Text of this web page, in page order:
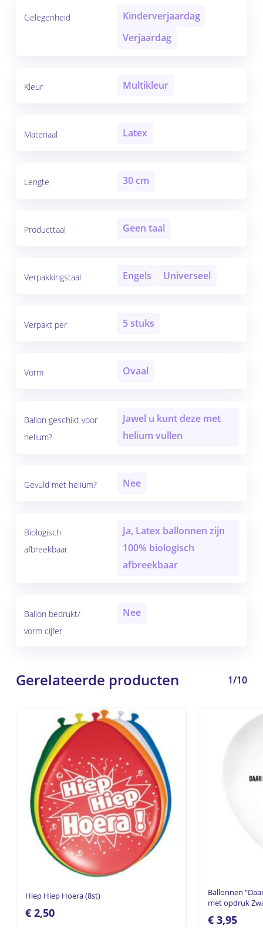
Gelegenheid
Kinderverjaardag
Verjaardag
Kleur Multikleur
Materiaal Latex
Lengte 30 cm
Producttaal Geen taal
Verpakkingstaal Engels Universeel
Verpakt per 5 stuks
Vorm Ovaal
Ballon geschikt voor
helium?
Jawel u kunt deze met
helium vullen
Gevuld met helium? Nee
Biologisch
afbreekbaar
Ja, Latex ballonnen zijn
100% biologisch
afbreekbaar
Ballon bedrukt/
vorm cijfer
Nee
Gerelateerde producten 1/10
Hiep Hiep Hoera (8st)
€2,50
Ballonnen
met opdruk
€3,95